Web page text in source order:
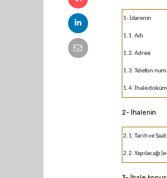
1- İdarenin
1.1. Adı
1.2. Adresi
1.3. Telefon
1.4. İhale
2- İhalenin
2.1. Tarih ve Saati
2.2. Yapılacağı